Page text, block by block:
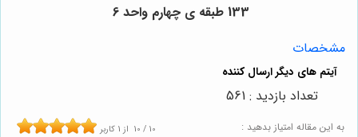
133 طبقه ی چهارم واحد 6
مشخصات
به این مقاله امتیاز بدهید : 10 / 10 از 1 کاربر
تعداد بازدید : 561